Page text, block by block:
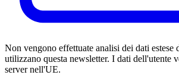
Non vengono effettuate analisi dei dati estese
utilizzano questa newsletter. I dati dell'utente
server nell'UE.